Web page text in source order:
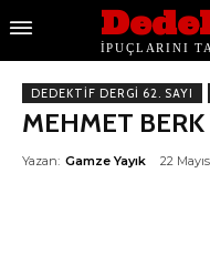
İPUÇLARINI
DEDEKTIF DERGI 62. SAYI
MEHMET BERK
Yazan: Gamze Yayık 22